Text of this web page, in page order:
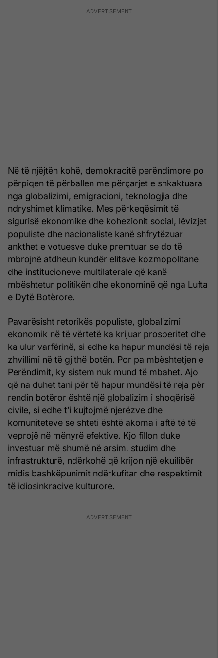
Në të njëjtën kohë, demokracitë perëndimore po
përpiqen të përballen me përçarjet e shkaktuara
nga globalizimi, emigracioni, teknologjia dhe
ndryshimet klimatike. Mes përkeqësimit të
sigurisë ekonomike dhe kohezionit social, lëvizjet
populiste dhe nacionaliste kanë shfrytëzuar
ankthet e votuesve duke premtuar se do të
mbrojnë atdheun kundër elitave kozmopolitane
dhe institucioneve multilaterale që kanë
mbështetur politikën dhe ekonominë që nga Lufta
e Dytë Botërore.
Pavarësisht retorikës populiste, globalizimi
ekonomik në të vërtetë ka krijuar prosperitet dhe
ka ulur varfërinë, si edhe ka hapur mundësi të reja
zhvillimi në të gjithë botën. Por pa mbështetjen e
Perëndimit, ky sistem nuk mund të mbahet. Ajo
që na duhet tani për të hapur mundësi të reja për
rendin botëror është një globalizim i shoqërisë
civile, si edhe t’i kujtojmë njerëzve dhe
komuniteteve se shteti është akoma i aftë të të
veprojë në mënyrë efektive. Kjo fillon duke
investuar më shumë në arsim, studim dhe
infrastrukturë, ndërkohë që krijon një ekuilibër
midis bashkëpunimit ndërkufitar dhe respektimit
të idiosinkracive kulturore.